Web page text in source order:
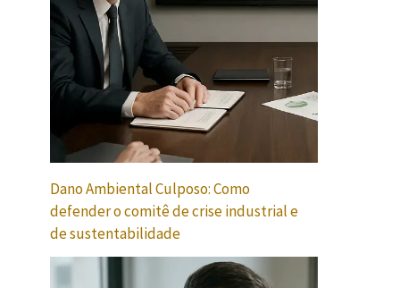
Dano Ambiental Culposo: Como
defender o comitê de crise industrial e
de sustentabilidade